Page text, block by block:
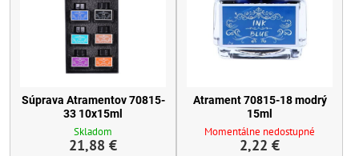
Súprava Atramentov 70815-
33 10x15ml
Skladom
21,88 €
Atrament 70815-18 modrý
15ml
Momentálne nedostupné
2,22 €